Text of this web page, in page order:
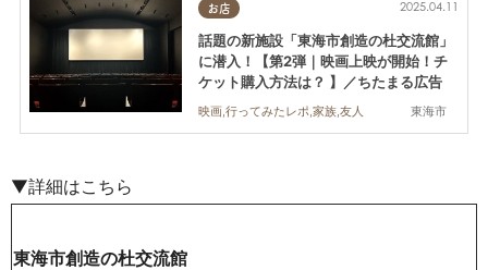
お店
東海市
2025.04.11
話題の新施設「東海市創造の杜交流館」
に潜入！【第2弾｜映画上映が開始！チ
ケット購入方法は？ 】／ちたまる広告
映画,行ってみたレポ,家族,友人
▼詳細はこちら
東海市創造の杜交流館